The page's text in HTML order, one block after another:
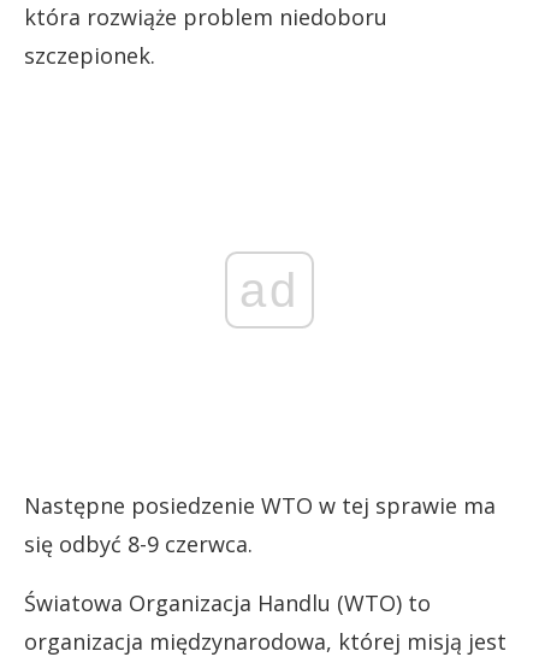
która rozwiąże problem niedoboru
szczepionek.
ad
Następne posiedzenie WTO w tej sprawie ma
się odbyć 8-9 czerwca.
Światowa Organizacja Handlu (WTO) to
organizacja międzynarodowa, której misją jest